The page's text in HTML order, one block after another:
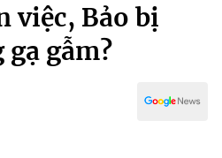
việc, Bảo bị
gạ gẫm?